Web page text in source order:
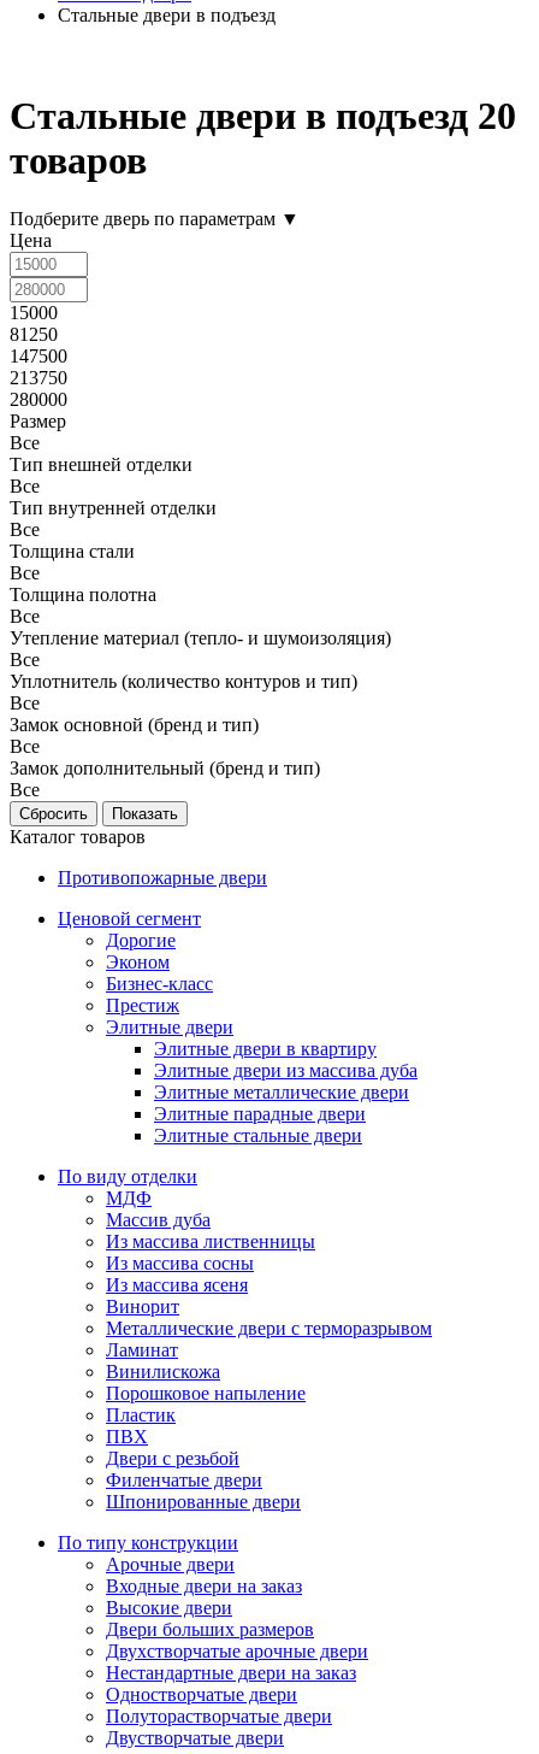
Стальные двери в подъезд
Стальные двери в подъезд 20
товаров
Подберите дверь по параметрам ▼
Цена
15000
81250
147500
213750
280000
Размер
Все
Тип внешней отделки
Все
Тип внутренней отделки
Все
Толщина стали
Все
Толщина полотна
Все
Утепление материал (тепло- и шумоизоляция)
Все
Уплотнитель (количество контуров и тип)
Все
Замок основной (бренд и тип)
Все
Замок дополнительный (бренд и тип)
Все
Каталог товаров
Противопожарные двери
Ценовой сегмент
Дорогие
Эконом
Бизнес-класс
Престиж
Элитные двери
Элитные двери в квартиру
Элитные двери из массива дуба
Элитные металлические двери
Элитные парадные двери
Элитные стальные двери
По виду отделки
МДФ
Массив дуба
Из массива лиственницы
Из массива сосны
Из массива ясеня
Винорит
Металлические двери с терморазрывом
Ламинат
Винилискожа
Порошковое напыление
Пластик
ПВХ
Двери с резьбой
Филенчатые двери
Шпонированные двери
По типу конструкции
Арочные двери
Входные двери на заказ
Высокие двери
Двери больших размеров
Двухстворчатые арочные двери
Нестандартные двери на заказ
Одностворчатые двери
Полуторастворчатые двери
Двустворчатые двери